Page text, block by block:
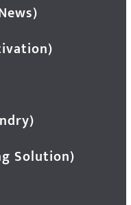
Solution)